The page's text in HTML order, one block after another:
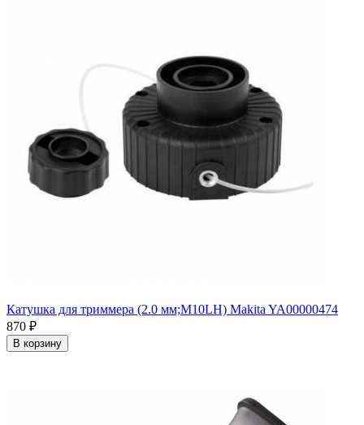
Катушка для триммера (2.0 мм;M10LH) Makita YA00000474
870 ₽
В корзину